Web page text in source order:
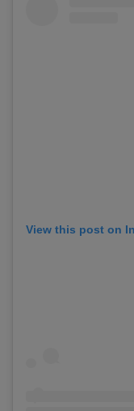
View this post on